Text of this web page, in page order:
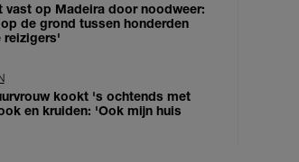
vast op Madeira door noodweer:
op de grond tussen honderden
reizigers'
kookt 's ochtends met
en kruiden: 'Ook mijn huis